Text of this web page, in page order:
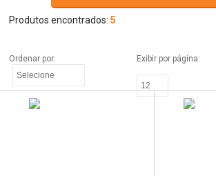
Produtos encontrados: 5
Ordenar por: